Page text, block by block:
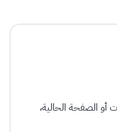
الصفحة الحالية،